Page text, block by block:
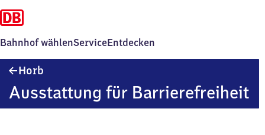
Bahnhof wählenServiceEntdecken
Horb
Ausstattung für Barrierefreiheit